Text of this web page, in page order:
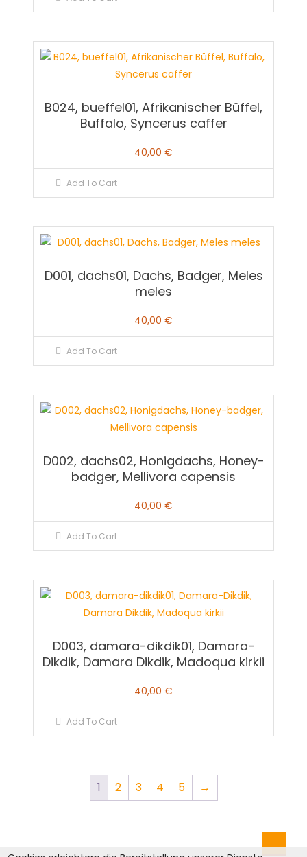
B024, bueffel01, Afrikanischer Büffel,
Buffalo, Syncerus caffer
40,00 €
Add To Cart
D001, dachs01, Dachs, Badger, Meles
meles
40,00 €
Add To Cart
D002, dachs02, Honigdachs, Honey-
badger, Mellivora capensis
40,00 €
Add To Cart
D003, damara-dikdik01, Damara-
Dikdik, Damara Dikdik, Madoqua kirkii
40,00 €
Add To Cart
1 2 3 4 5 →